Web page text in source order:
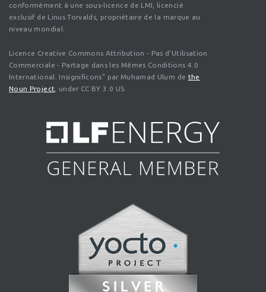
conformément à une sous-licence de LMI, licencié
exclusif de Linus Torvalds, propriétaire de la marque au
niveau mondial.
Licence Creative Commons Attribution - Pas d'Utilisation
Commerciale - Partage dans les Mêmes Conditions 4.0
International. Insignificons" par Muhamad Ulum de the
Noun Project , under CC BY 3.0 US.